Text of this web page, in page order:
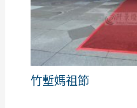
竹塹媽祖節